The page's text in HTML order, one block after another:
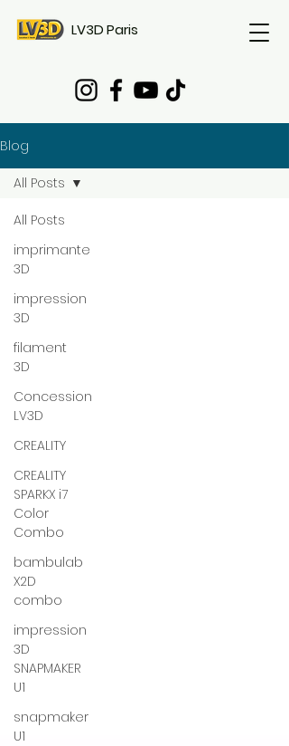
LV3D Paris
Blog
All Posts
imprimante
3D
impression
3D
filament
3D
Concession
LV3D
CREALITY
CREALITY
SPARKX i7
Color
Combo
bambulab
X2D
combo
impression
3D
SNAPMAKER
U1
snapmaker
U1
All Posts